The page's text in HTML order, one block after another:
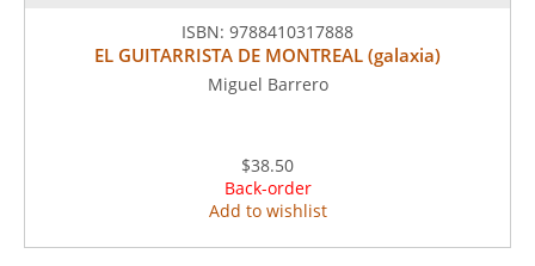
ISBN: 9788410317888
EL GUITARRISTA DE MONTREAL (galaxia)
Miguel Barrero
$38.50
Back-order
Add to wishlist